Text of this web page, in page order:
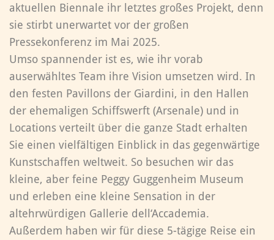
aktuellen Biennale ihr letztes großes Projekt, denn
sie stirbt unerwartet vor der großen
Pressekonferenz im Mai 2025.
Umso spannender ist es, wie ihr vorab
auserwähltes Team ihre Vision umsetzen wird. In
den festen Pavillons der Giardini, in den Hallen
der ehemaligen Schiffswerft (Arsenale) und in
Locations verteilt über die ganze Stadt erhalten
Sie einen vielfältigen Einblick in das gegenwärtige
Kunstschaffen weltweit. So besuchen wir das
kleine, aber feine Peggy Guggenheim Museum
und erleben eine kleine Sensation in der
altehrwürdigen Gallerie dell‘Accademia.
Außerdem haben wir für diese 5-tägige Reise ein